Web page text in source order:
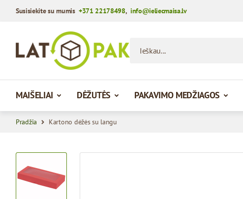
Susisiekite su mumis +371 22178498, info@ieliecmaisa.lv
MAIŠELIAI DĖŽUTĖS PAKAVIMO MEDŽIAGOS
Pradžia Kartono dėžės su langu